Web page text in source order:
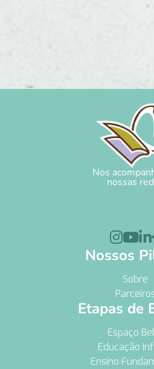
Nos
nossas

Nossos
Sobre
Etapas de
Espaço
Educação
Ensino